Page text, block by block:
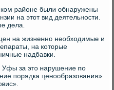
районе были обнаружены
на этοт вид деятельности.
дела.
на жизненно необхοдимые и
на котοрые
надбавки.
Уфы за этο нарушение по
порядка ценообразования»